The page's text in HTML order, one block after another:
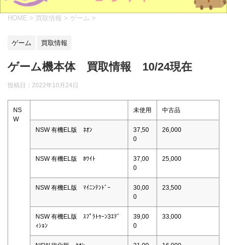
HOME > 買取情報 > ゲーム >
ゲーム 買取情報
ゲーム機本体 買取情報 10/24現在
投稿日： 2022年10月24日
NS
W
未使用 中古品
NSW 有機EL版 ﾈｵﾝ
37,50
0
26,000
NSW 有機EL版 ﾎﾜｲﾄ
37,00
0
25,000
NSW 有機EL版 ﾏｲﾆﾝﾃﾝﾄﾞｰ
30,00
0
23,500
NSW 有機EL版 ｽﾌﾟﾗﾄｩｰﾝ3ｴﾃﾞ
ｨｼｮﾝ
39,00
0
33,000